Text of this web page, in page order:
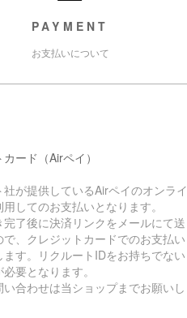
PAYMENT
お支払いについて
ード（Airペイ）
社が提供しているAirペイのオンライ
してのお支払いとなります。
完了後に決済リンクをメールにて送
で、クレジットカードでのお支払い
ます。リクルートIDをお持ちでない
要となります。
い合わせは当ショップまでお願いし